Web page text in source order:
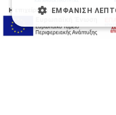
2026 © Δίγκας
ΕΜΦΆΝΙΣΗ